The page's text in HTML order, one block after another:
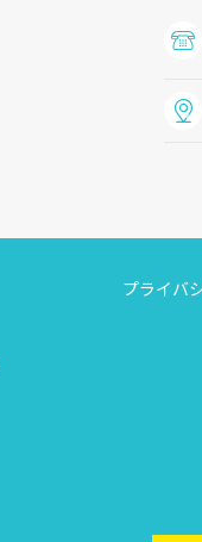
プライバ